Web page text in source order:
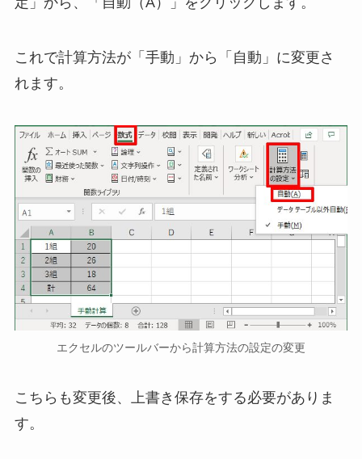
これで計算方法が「手動」から「自動」に変更さ
れます。
エクセルのツールバーから計算方法の設定の変更
こちらも変更後、上書き保存をする必要がありま
す。